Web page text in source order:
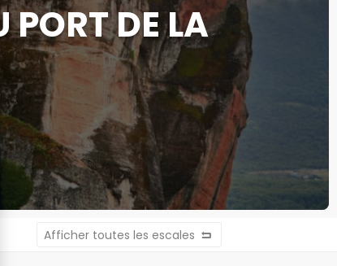
PORT DE LA
Afficher toutes les escales